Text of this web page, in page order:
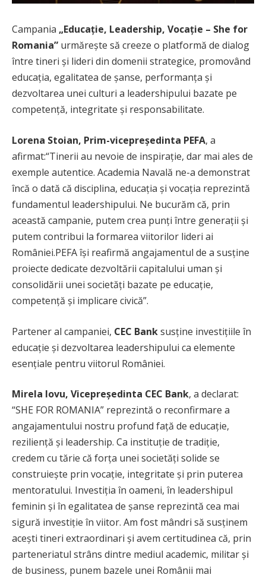
Campania „Educație, Leadership, Vocație – She for
Romania” urmărește să creeze o platformă de dialog
între tineri și lideri din domenii strategice, promovând
educația, egalitatea de șanse, performanța și
dezvoltarea unei culturi a leadershipului bazate pe
competență, integritate și responsabilitate.
Lorena Stoian, Prim-vicepreședinta PEFA, a
afirmat:“Tinerii au nevoie de inspirație, dar mai ales de
exemple autentice. Academia Navală ne-a demonstrat
încă o dată că disciplina, educația și vocația reprezintă
fundamentul leadershipului. Ne bucurăm că, prin
această campanie, putem crea punți între generații și
putem contribui la formarea viitorilor lideri ai
României.PEFA își reafirmă angajamentul de a susține
proiecte dedicate dezvoltării capitalului uman și
consolidării unei societăți bazate pe educație,
competență și implicare civică”.
Partener al campaniei, CEC Banksusține investițiile în
educație și dezvoltarea leadershipului ca elemente
esențiale pentru viitorul României.
Mirela Iovu, Vicepreședinta CEC Bank, a declarat:
“SHE FOR ROMANIA” reprezintă o reconfirmare a
angajamentului nostru profund față de educație,
reziliență și leadership. Ca instituție de tradiție,
credem cu tărie că forța unei societăți solide se
construiește prin vocație, integritate și prin puterea
mentoratului. Investiția în oameni, în leadershipul
feminin și în egalitatea de șanse reprezintă cea mai
sigură investiție în viitor. Am fost mândri să susținem
acești tineri extraordinari și avem certitudinea că, prin
parteneriatul strâns dintre mediul academic, militar și
de business, punem bazele unei Românii mai